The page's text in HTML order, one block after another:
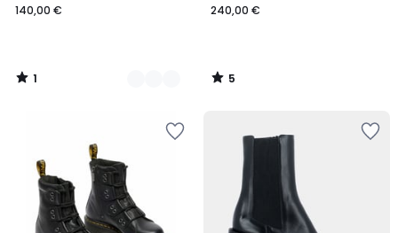
140,00 €
1
/
240,00 €
5
/